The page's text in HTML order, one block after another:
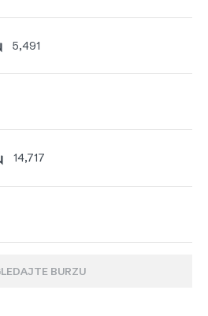
5,491
14,717
BURZU